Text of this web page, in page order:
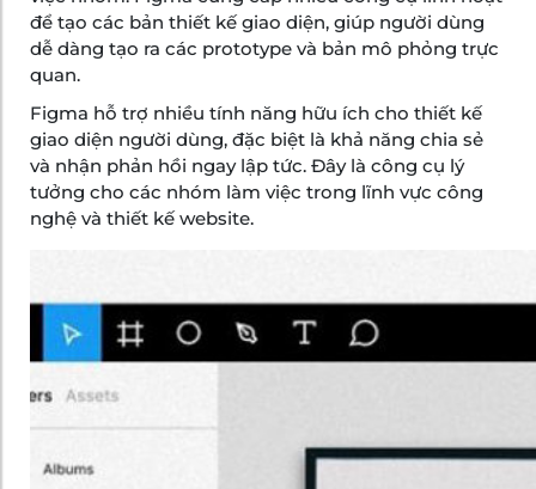
để tạo các bản thiết kế giao diện, giúp người dùng
dễ dàng tạo ra các prototype và bản mô phỏng trực
quan.
Figma hỗ trợ nhiều tính năng hữu ích cho thiết kế
giao diện người dùng, đặc biệt là khả năng chia sẻ
và nhận phản hồi ngay lập tức. Đây là công cụ lý
tưởng cho các nhóm làm việc trong lĩnh vực công
nghệ và thiết kế website.